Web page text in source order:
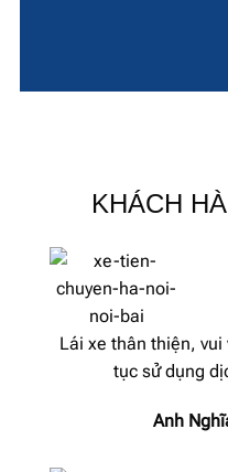
KHÁCH
Lái xe thân thiện,
tục sử dụng
Anh